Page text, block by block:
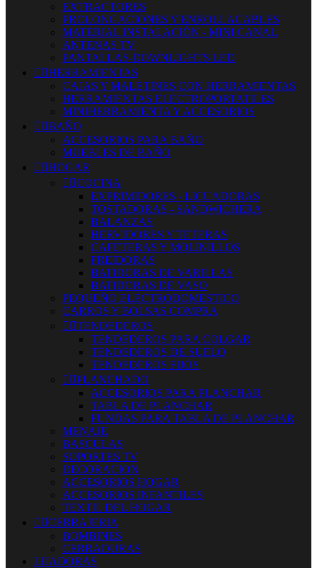
EXTRACTORES
PROLONGACIONES Y ENROLLACABLES
MATERIAL INSTALACIÓN - MINI CANAL
ANTENAS TV
PANTALLAS-DOWNLIGHTS LED
 HERRAMIENTAS
CAJAS Y MALETINES CON HERRAMIENTAS
HERRAMIENTAS ELECTROPORTATILES
MINIHERRAMIENTA Y ACCESORIOS
 BAÑO
ACCESORIOS PARA BAÑO
MUEBLES DE BAÑO
 HOGAR
 COCINA
EXPRIMIDORES - LICUADORAS
TOSTADORAS - SANDWICHERA
BALANZAS
HERVIDORES Y TETERAS
CAFETERAS Y MOLINILLOS
FREIDORAS
BATIDORAS DE VARILLAS
BATIDORAS DE VASO
PEQUEÑO ELECTRODOMESTICO
CARROS Y BOLSAS COMPRA
 TENDEDEROS
TENDEDEROS PARA COLGAR
TENDEDEROS DE SUELO
TENDEDEROS FIJOS
 PLANCHADO
ACCESORIOS PARA PLANCHAR
TABLA DE PLANCHAR
FUNDAS PARA TABLA DE PLANCHAR
MENAJE
BASCULAS
SOPORTES TV
DECORACION
ACCESORIOS HOGAR
ACCESORIOS INFANTILES
TEXTIL DEL HOGAR
 CERRAJERIA
BOMBINES
CERRADURAS
LIJADORAS